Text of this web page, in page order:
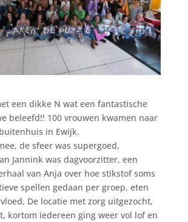
een dikke N wat een fantastische
beleefd!! 100 vrouwen kwamen naar
in Ewijk.
de sfeer was supergoed,
Jannink was dagvoorzitter, een
van Anja over hoe stikstof soms
spellen gedaan per groep, eten
De locatie met zorg uitgezocht,
kortom iedereen ging weer vol lof en